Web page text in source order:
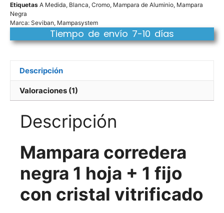
Etiquetas A Medida, Blanca, Cromo, Mampara de Aluminio, Mampara
Negra
Marca: Seviban, Mampasystem
Tiempo de envío 7-10 días
Descripción
Valoraciones (1)
Descripción
Mampara corredera
negra 1 hoja + 1 fijo
con cristal vitrificado